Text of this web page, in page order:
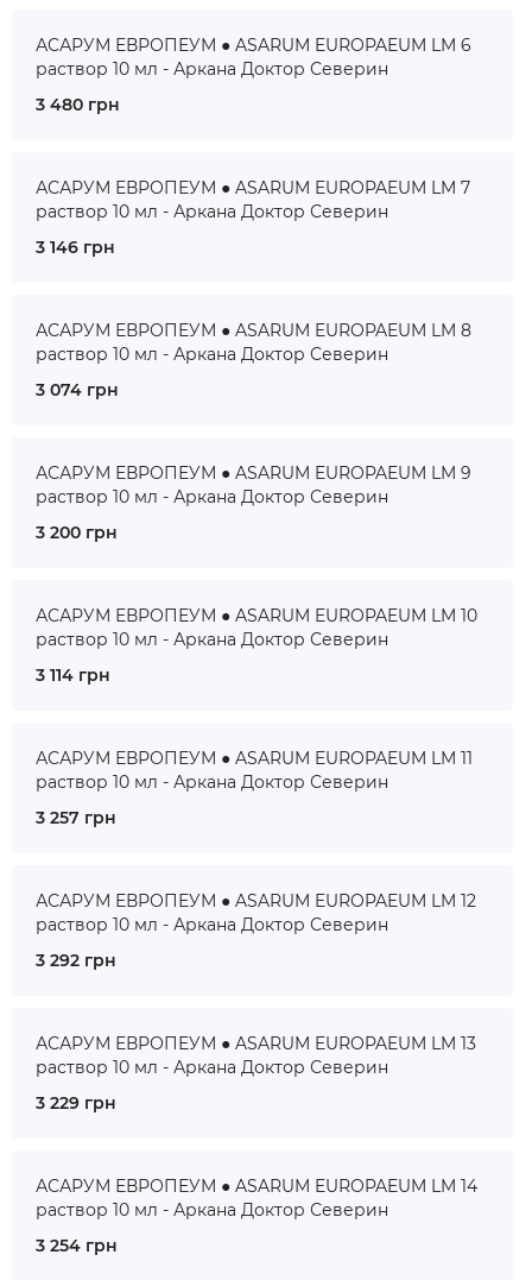
АСАРУМ ЕВРОПЕУМ ● ASARUM EUROPAEUM LM 6
раствор 10 мл - Аркана Доктор Северин
3 480 грн
АСАРУМ ЕВРОПЕУМ ● ASARUM EUROPAEUM LM 7
раствор 10 мл - Аркана Доктор Северин
3 146 грн
АСАРУМ ЕВРОПЕУМ ● ASARUM EUROPAEUM LM 8
раствор 10 мл - Аркана Доктор Северин
3 074 грн
АСАРУМ ЕВРОПЕУМ ● ASARUM EUROPAEUM LM 9
раствор 10 мл - Аркана Доктор Северин
3 200 грн
АСАРУМ ЕВРОПЕУМ ● ASARUM EUROPAEUM LM 10
раствор 10 мл - Аркана Доктор Северин
3 114 грн
АСАРУМ ЕВРОПЕУМ ● ASARUM EUROPAEUM LM 11
раствор 10 мл - Аркана Доктор Северин
3 257 грн
АСАРУМ ЕВРОПЕУМ ● ASARUM EUROPAEUM LM 12
раствор 10 мл - Аркана Доктор Северин
3 292 грн
АСАРУМ ЕВРОПЕУМ ● ASARUM EUROPAEUM LM 13
раствор 10 мл - Аркана Доктор Северин
3 229 грн
АСАРУМ ЕВРОПЕУМ ● ASARUM EUROPAEUM LM 14
раствор 10 мл - Аркана Доктор Северин
3 254 грн